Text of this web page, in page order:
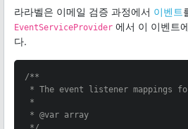
라라벨은 이메일 검증 과정에서 이벤트
EventServiceProvider 에서 이 이벤트
다.
/**
* The event listener mappings
*
* @var array